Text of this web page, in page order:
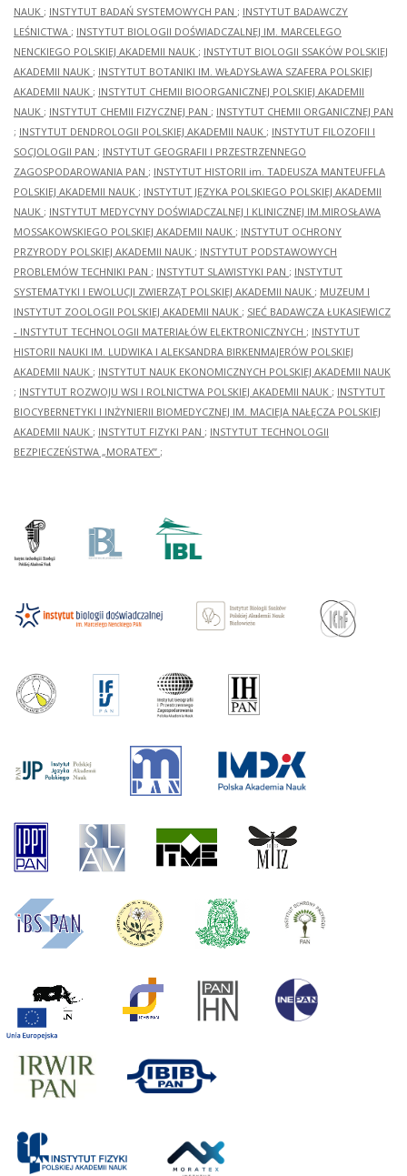
NAUK ; INSTYTUT BADAŃ SYSTEMOWYCH PAN ; INSTYTUT BADAWCZY
LEŚNICTWA ; INSTYTUT BIOLOGII DOŚWIADCZALNEJ IM. MARCELEGO
NENCKIEGO POLSKIEJ AKADEMII NAUK ; INSTYTUT BIOLOGII SSAKÓW POLSKIEJ
AKADEMII NAUK ; INSTYTUT BOTANIKI IM. WŁADYSŁAWA SZAFERA POLSKIEJ
AKADEMII NAUK ; INSTYTUT CHEMII BIOORGANICZNEJ POLSKIEJ AKADEMII
NAUK ; INSTYTUT CHEMII FIZYCZNEJ PAN ; INSTYTUT CHEMII ORGANICZNEJ PAN
; INSTYTUT DENDROLOGII POLSKIEJ AKADEMII NAUK ; INSTYTUT FILOZOFII I
SOCJOLOGII PAN ; INSTYTUT GEOGRAFII I PRZESTRZENNEGO
ZAGOSPODAROWANIA PAN ; INSTYTUT HISTORII im. TADEUSZA MANTEUFFLA
POLSKIEJ AKADEMII NAUK ; INSTYTUT JĘZYKA POLSKIEGO POLSKIEJ AKADEMII
NAUK ; INSTYTUT MEDYCYNY DOŚWIADCZALNEJ I KLINICZNEJ IM.MIROSŁAWA
MOSSAKOWSKIEGO POLSKIEJ AKADEMII NAUK ; INSTYTUT OCHRONY
PRZYRODY POLSKIEJ AKADEMII NAUK ; INSTYTUT PODSTAWOWYCH
PROBLEMÓW TECHNIKI PAN ; INSTYTUT SLAWISTYKI PAN ; INSTYTUT
SYSTEMATYKI I EWOLUCJI ZWIERZĄT POLSKIEJ AKADEMII NAUK ; MUZEUM I
INSTYTUT ZOOLOGII POLSKIEJ AKADEMII NAUK ; SIEĆ BADAWCZA ŁUKASIEWICZ
- INSTYTUT TECHNOLOGII MATERIAŁÓW ELEKTRONICZNYCH ; INSTYTUT
HISTORII NAUKI IM. LUDWIKA I ALEKSANDRA BIRKENMAJERÓW POLSKIEJ
AKADEMII NAUK ; INSTYTUT NAUK EKONOMICZNYCH POLSKIEJ AKADEMII NAUK
; INSTYTUT ROZWOJU WSI I ROLNICTWA POLSKIEJ AKADEMII NAUK ; INSTYTUT
BIOCYBERNETYKI I INŻYNIERII BIOMEDYCZNEJ IM. MACIEJA NAŁĘCZA POLSKIEJ
AKADEMII NAUK ; INSTYTUT FIZYKI PAN ; INSTYTUT TECHNOLOGII
BEZPIECZEŃSTWA „MORATEX” ;